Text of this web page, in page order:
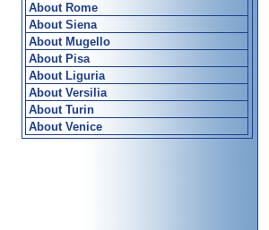
About Rome
About Siena
About Mugello
About Pisa
About Liguria
About Versilia
About Turin
About Venice